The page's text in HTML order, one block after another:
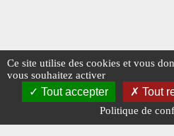
Ce site utilise des cookies et vous
vous souhaitez activer
Tout accepter Tout
Politique de